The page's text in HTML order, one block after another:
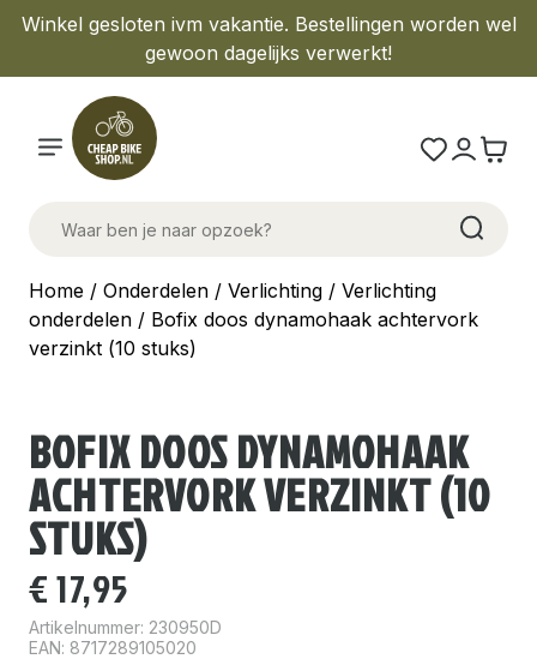
Winkel gesloten ivm vakantie. Bestellingen worden wel
gewoon dagelijks verwerkt!
Home / Onderdelen / Verlichting / Verlichting
onderdelen / Bofix doos dynamohaak achtervork
verzinkt (10 stuks)
BOFIX DOOS DYNAMOHAAK
ACHTERVORK VERZINKT (10
STUKS)
€17,95
Artikelnummer: 230950D
EAN: 8717289105020